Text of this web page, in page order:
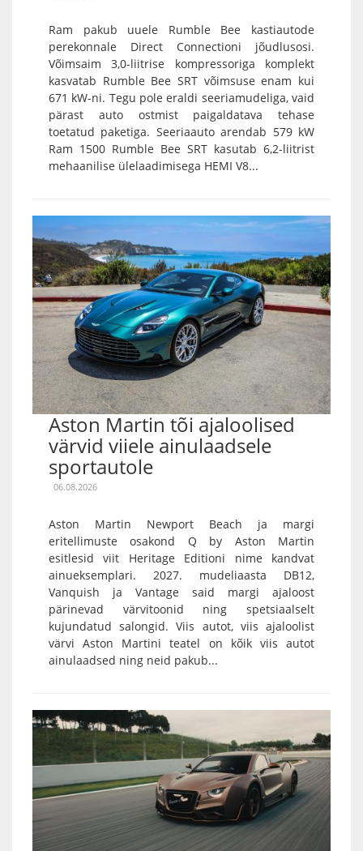
Ram pakub uuele Rumble Bee kastiautode
perekonnale Direct Connectioni jõudlusosi.
Võimsaim 3,0-liitrise kompressoriga komplekt
kasvatab Rumble Bee SRT võimsuse enam kui
671 kW-ni. Tegu pole eraldi seeriamudeliga, vaid
pärast auto ostmist paigaldatava tehase
toetatud paketiga. Seeriaauto arendab 579 kW
Ram 1500 Rumble Bee SRT kasutab 6,2-liitrist
mehaanilise ülelaadimisega HEMI V8...
Aston Martin tõi ajaloolised
värvid viiele ainulaadsele
sportautole
06.08.2026
Aston Martin Newport Beach ja margi
eritellimuste osakond Q by Aston Martin
esitlesid viit Heritage Editioni nime kandvat
ainueksemplari. 2027. mudeliaasta DB12,
Vanquish ja Vantage said margi ajaloost
pärinevad värvitoonid ning spetsiaalselt
kujundatud salongid. Viis autot, viis ajaloolist
värvi Aston Martini teatel on kõik viis autot
ainulaadsed ning neid pakub...